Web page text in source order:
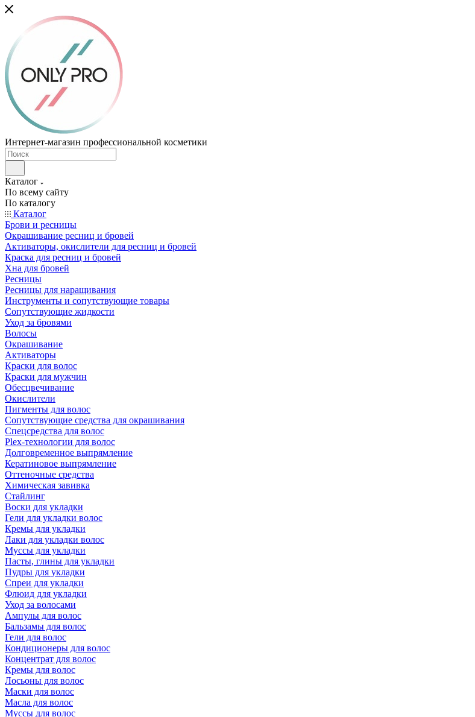
Интернет-магазин профессиональной косметики
Каталог
По всему сайту
По каталогу
Каталог
Брови и ресницы
Окрашивание ресниц и бровей
Активаторы, окислители для ресниц и бровей
Краска для ресниц и бровей
Хна для бровей
Ресницы
Ресницы для наращивания
Инструменты и сопутствующие товары
Сопутствующие жидкости
Уход за бровями
Волосы
Окрашивание
Активаторы
Краски для волос
Краски для мужчин
Обесцвечивание
Окислители
Пигменты для волос
Сопутствующие средства для окрашивания
Спецсредства для волос
Plex-технологии для волос
Долговременное выпрямление
Кератиновое выпрямление
Оттеночные средства
Химическая завивка
Стайлинг
Воски для укладки
Гели для укладки волос
Кремы для укладки
Лаки для укладки волос
Муссы для укладки
Пасты, глины для укладки
Пудры для укладки
Спреи для укладки
Флюид для укладки
Уход за волосами
Ампулы для волос
Бальзамы для волос
Гели для волос
Кондиционеры для волос
Концентрат для волос
Кремы для волос
Лосьоны для волос
Маски для волос
Масла для волос
Муссы для волос